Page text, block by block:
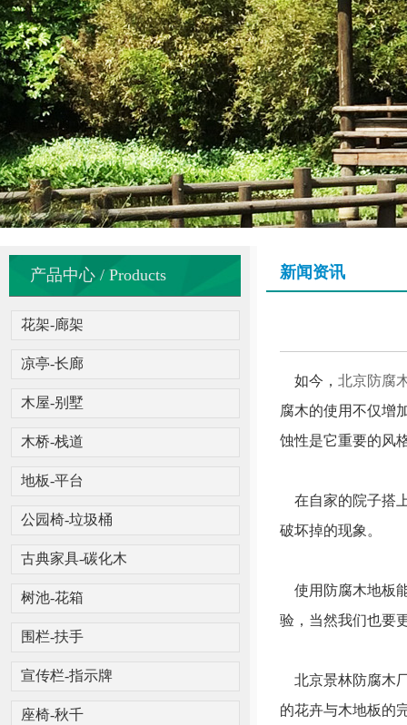
产品中心 / Products
花架-廊架
凉亭-长廊
木屋-别墅
木桥-栈道
地板-平台
公园椅-垃圾桶
古典家具-碳化木
树池-花箱
围栏-扶手
宣传栏-指示牌
座椅-秋千
新闻资讯
如今， 北京防腐
腐木的使用不仅增
蚀性是它重要的风
在自家的院子搭
破坏掉的现象。
使用防腐木地板
验，当然我们也要
北京景林防腐木
的花卉与木地板的